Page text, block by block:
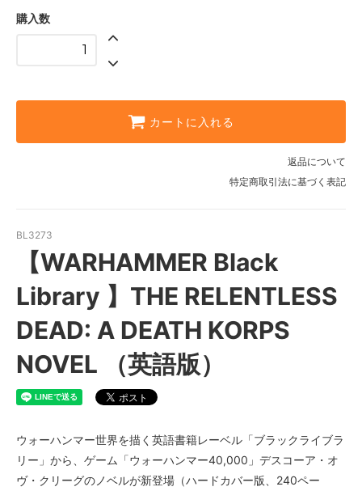
購入数
カートに入れる
返品について
特定商取引法に基づく表記
BL3273
【WARHAMMER Black
Library 】THE RELENTLESS
DEAD: A DEATH KORPS
NOVEL （英語版）
ウォーハンマー世界を描く英語書籍レーベル「ブラックライブラ
リー」から、ゲーム「ウォーハンマー40,000」デスコーア・オ
ヴ・クリーグのノベルが新登場（ハードカバー版、240ペー